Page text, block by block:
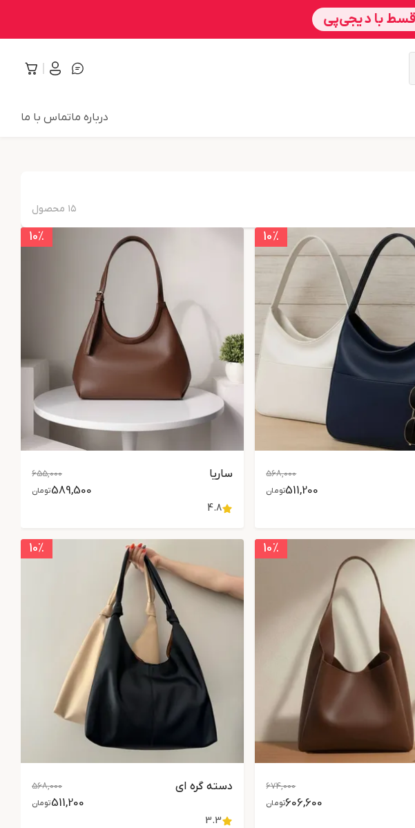
درباره ماتماس با ما
۱۵ محصول
10٪
568,000
511,200تومان
10٪
ساریا 655,000
589,500تومان
4.8
10٪
674,000
606,600تومان
10٪
دسته گره ای 568,000
511,200تومان
3.3